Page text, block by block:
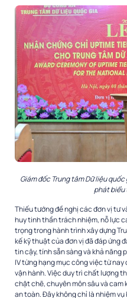
Giám đốc Trung tâm Dữ liệu
phát biểu
Thiếu tướng đề nghị các đơn vị tư
huy tinh thần trách nhiệm, nỗ lực
trọng trong hành trình xây dựng
kế kỹ thuật của đơn vị đã đáp ứng
tin cậy, tính sẵn sàng và khả năng
IV từng hạng mục công việc từ
vận hành. Việc duy trì chất lượng
chặt chẽ, chuyên môn sâu và
an toàn. Đây không chỉ là nhiệm